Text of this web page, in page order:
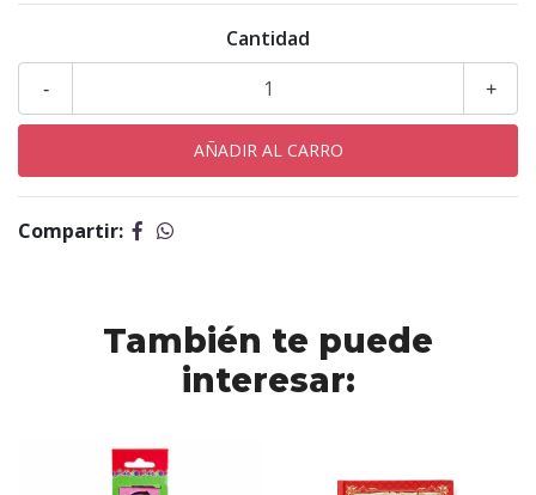
Cantidad
+
-
Compartir:
También te puede
interesar: